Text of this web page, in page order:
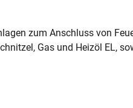
zum Anschluss von
Gas und Heizöl EL,